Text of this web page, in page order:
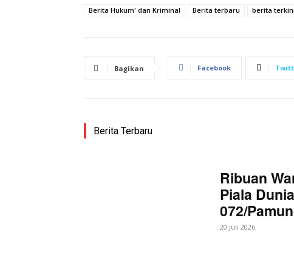
Berita Lainnya Briefing
Berita Hukum' dan Kriminal
Berita terbaru berita terkini
Bagikan Facebook
Berita Terbaru
Ribuan
Piala
072/
20 Juli 2026